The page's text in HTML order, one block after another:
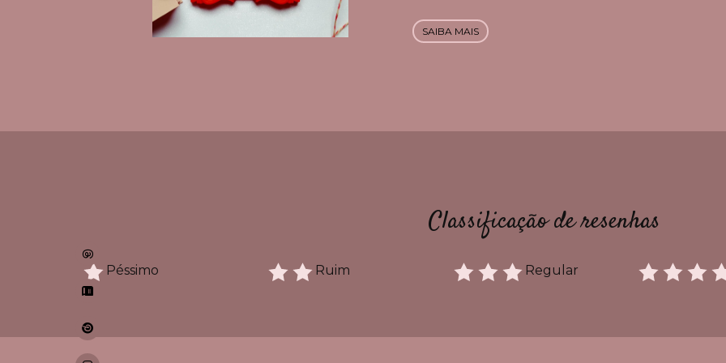
SAIBA MAIS
Classificação de resenhas
Péssimo Ruim Regular